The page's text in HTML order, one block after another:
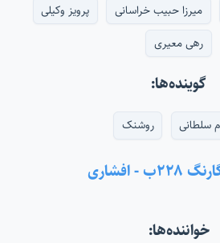
میرزا حبیب خراسانی
پرویز وکیلی
رهی معیری
گوینده‌ها:
سلطانی روشنک
- افشاری
خواننده‌ها: